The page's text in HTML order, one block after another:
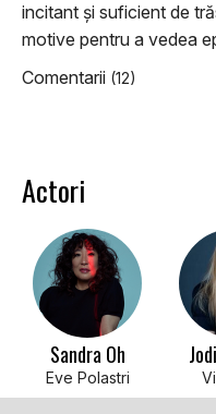
incitant şi suficient de
motive pentru a vedea
Comentarii (12)
Actori
Sandra Oh
Eve Polastri